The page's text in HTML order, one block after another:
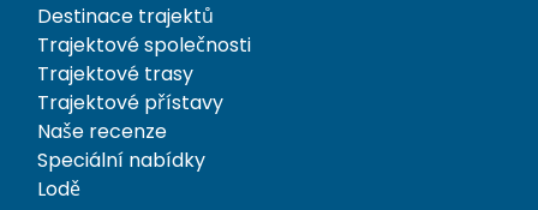
Destinace trajektů
Trajektové společnosti
Trajektové trasy
Trajektové přístavy
Naše recenze
Speciální nabídky
Lodě